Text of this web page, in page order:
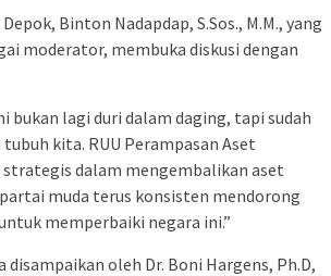
Binton Nadapdap, S.Sos., M.M., yang
moderator, membuka diskusi dengan
bukan lagi duri dalam daging, tapi sudah
kita. RUU Perampasan Aset
dalam mengembalikan aset
muda terus konsisten mendorong
memperbaiki negara ini.”
oleh Dr. Boni Hargens, Ph.D,